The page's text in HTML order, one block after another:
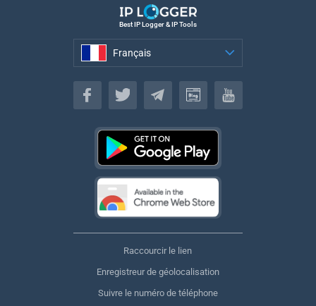
Best IP Logger & IP Tools
Français
Français
Raccourcir le lien
Enregistreur de géolocalisation
Suivre le numéro de téléphone